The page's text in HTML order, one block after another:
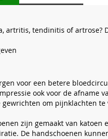
artritis, tendinitis of artrose?
voor een betere
ook voor de afname
om pijnklachten
zijn gemaakt van
De handschoenen